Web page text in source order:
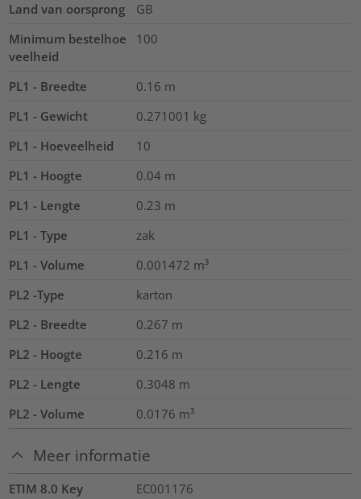
Land van oorsprong
GB
Minimum bestelhoe
veelheid
100
PL1 - Breedte 0.16 m
PL1 - Gewicht
0.271001 kg
PL1 - Hoeveelheid
10
PL1 - Hoogte
0.04 m
PL1 - Lengte
0.23 m
PL1 - Type
zak
PL1 - Volume
0.001472 m³
PL2 -Type
karton
PL2 - Breedte
0.267 m
PL2 - Hoogte
0.216 m
PL2 - Lengte
0.3048 m
PL2 - Volume
0.0176 m³
Meer informatie
ETIM 8.0 Key
EC001176